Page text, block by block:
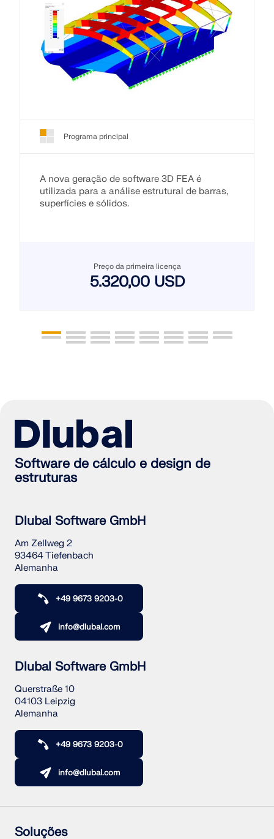
Programa principal
A nova geração de software 3D FEA é
utilizada para a análise estrutural de barras,
superfícies e sólidos.
Preço da primeira licença
5.320,00 USD
Software de cálculo e design de
estruturas
Dlubal Software GmbH
Am Zellweg 2
93464 Tiefenbach
Alemanha
+49 9673 9203-0
info@dlubal.com
Dlubal Software GmbH
Querstraße 10
04103 Leipzig
Alemanha
+49 9673 9203-0
info@dlubal.com
Soluções